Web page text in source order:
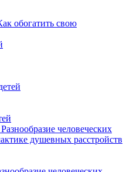
обогатить свою